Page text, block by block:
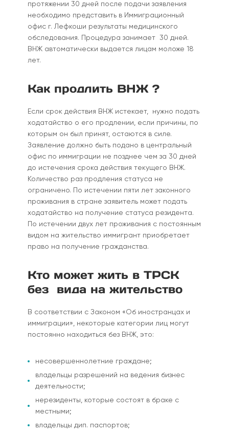
протяжении 30 дней после подачи заявления
необходимо представить в Иммиграционный
офис г. Лефкоши результаты медицинского
обследования. Процедура занимает 30 дней.
ВНЖ автоматически выдается лицам моложе 18
лет.
Как продлить ВНЖ ?
Если срок действия ВНЖ истекает, нужно подать
ходатайство о его продлении, если причины, по
которым он был принят, остаются в силе.
Заявление должно быть подано в центральный
офис по иммиграции не позднее чем за 30 дней
до истечения срока действия текущего ВНЖ.
Количество раз продления статуса не
ограничено. По истечении пяти лет законного
проживания в стране заявитель может подать
ходатайство на получение статуса резидента.
По истечении двух лет проживания с постоянным
видом на жительство иммигрант приобретает
право на получение гражданства.
Кто может жить в ТРСК
без вида на жительство
В соответствии с Законом «Об иностранцах и
иммиграции», некоторые категории лиц могут
постоянно находиться без ВНЖ, это:
несовершеннолетние граждане;
владельцы разрешений на ведения бизнес
деятельности;
нерезиденты, которые состоят в браке с
местными;
владельцы дип. паспортов;